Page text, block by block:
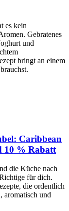
es kein
Gebratenes
und
bringt an einem
Caribbean
10 % Rabatt
die Küche nach
für dich.
die ordentlich
aromatisch und